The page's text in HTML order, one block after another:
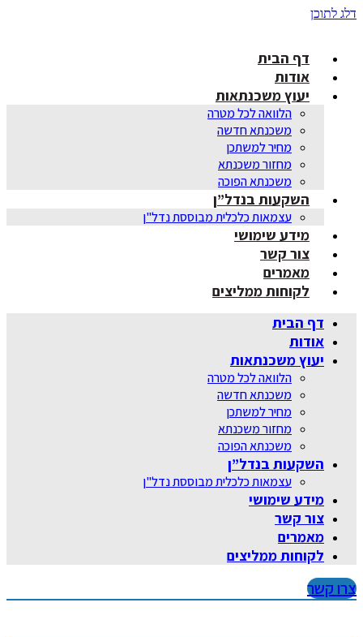
דלג לתוכן
דף הבית
אודות
יעוץ משכנתאות
הלוואה לכל מטרה
משכנתא חדשה
מחיר למשתכן
מחזור משכנתא
משכנתא הפוכה
השקעות בנדל”ן
עצמאות כלכלית מבוססת נדל"ן
מידע שימושי
צור קשר
מאמרים
לקוחות ממליצים
דף הבית
אודות
יעוץ משכנתאות
הלוואה לכל מטרה
משכנתא חדשה
מחיר למשתכן
מחזור משכנתא
משכנתא הפוכה
השקעות בנדל”ן
עצמאות כלכלית מבוססת נדל"ן
מידע שימושי
צור קשר
מאמרים
לקוחות ממליצים
צרו קשר